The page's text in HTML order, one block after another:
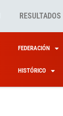
RESULTADOS
FEDERACIÓN
HISTÓRICO